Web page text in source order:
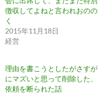
徴収してよねと言われおのの
く
2015年11月18日
経営
理由を書こうとしたがさすが
にマズいと思って削除した、
依頼を断られた話